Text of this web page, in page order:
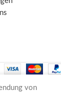
von